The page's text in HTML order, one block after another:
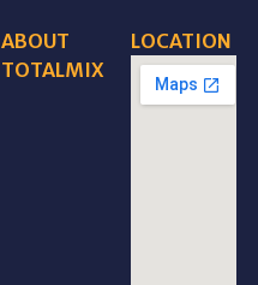
ABOUT
TOTALMIX
LOCATION